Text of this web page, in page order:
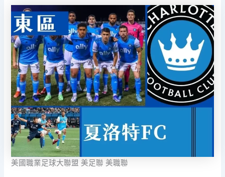
美國職業足球大聯盟 美足聯 美職聯